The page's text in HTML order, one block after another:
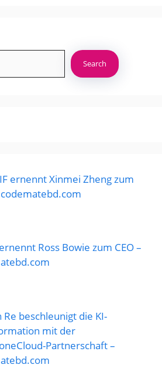
Search
ernennt Xinmei Zheng zum
codematebd.com
Ross Bowie zum CEO –
Re beschleunigt die KI-
mit der
Partnerschaft –